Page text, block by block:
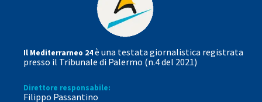
Il Mediterrarneo 24è una testata giornalistica registrata
presso il Tribunale di Palermo (n.4 del 2021)
Direttore responsabile:
Filippo Passantino